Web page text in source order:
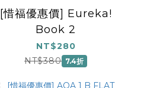
[惜福優惠價] Eureka!
Book 2
NT$280
NT$380 7.4折